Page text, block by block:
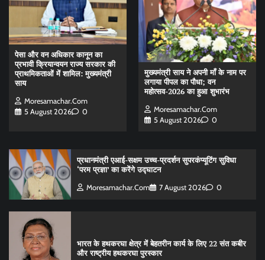
पेसा और वन अधिकार कानून का
प्रभावी क्रियान्वयन राज्य सरकार की
प्राथमिकताओं में शामिल: मुख्यमंत्री
साय
Moresamachar.com
5 August 2026
0
मुख्यमंत्री साय ने अपनी माँ के नाम पर
लगाया पीपल का पौधा; वन
महोत्सव-2026 का हुआ शुभारंभ
Moresamachar.com
5 August 2026
0
प्रधानमंत्री एआई-सक्षम उच्च-प्रदर्शन सुपरकंप्यूटिंग सुविधा
‘परम प्रज्ञा’ का करेंगे उद्घाटन
Moresamachar.com 7 August 2026 0
भारत के हथकरघा क्षेत्र में बेहतरीन कार्य के लिए 22 संत कबीर
और राष्ट्रीय हथकरघा पुरस्कार